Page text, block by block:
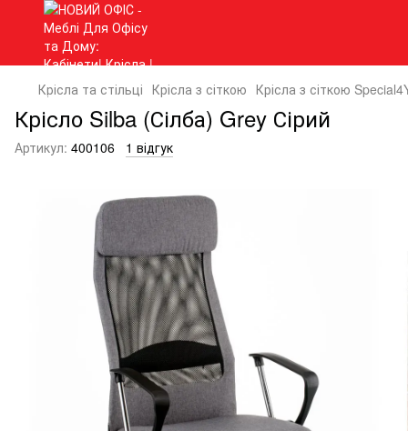
Крісла та стільці Крісла з сіткою Крісла з сіткою
Крісло Silba (Сілба) Grey Сірий
Артикул: 400106 1 відгук